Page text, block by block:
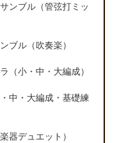
ンブル（管弦打ミッ
ブル（吹奏楽）
（小・中・大編成）
中・大編成・基礎練
器デュエット）